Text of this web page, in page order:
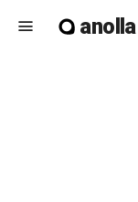
menu anolla